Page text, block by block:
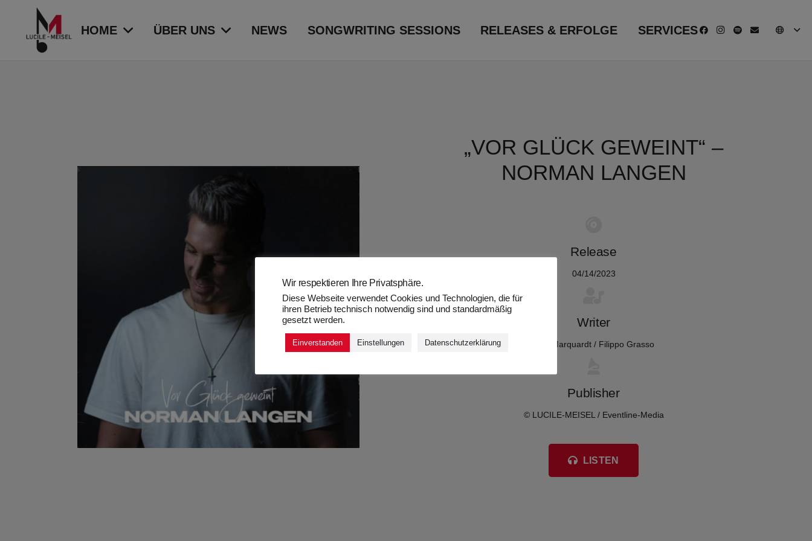
HOME ÜBER UNS NEWS SONGWRITING SESSIONS RELEASES & ERFOLGE SERVICES
„VOR GLÜCK GEWEINT“ –
NORMAN LANGEN
Release
04/14/2023
Writer
Tom Marquardt / Filippo Grasso
Publisher
© LUCILE-MEISEL / Eventline-Media
LISTEN
Wir respektieren Ihre Privatsphäre.
Diese Webseite verwendet Cookies und Technologien, die für
ihren Betrieb technisch notwendig sind und standardmäßig
gesetzt werden.
Einverstanden Einstellungen Datenschutzerklärung